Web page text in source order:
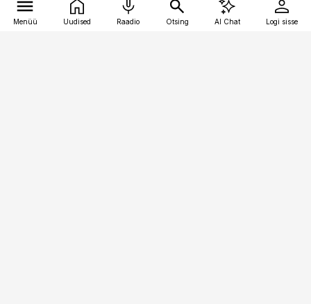
Menüü Uudised Raadio Otsing AI Chat Logi sisse